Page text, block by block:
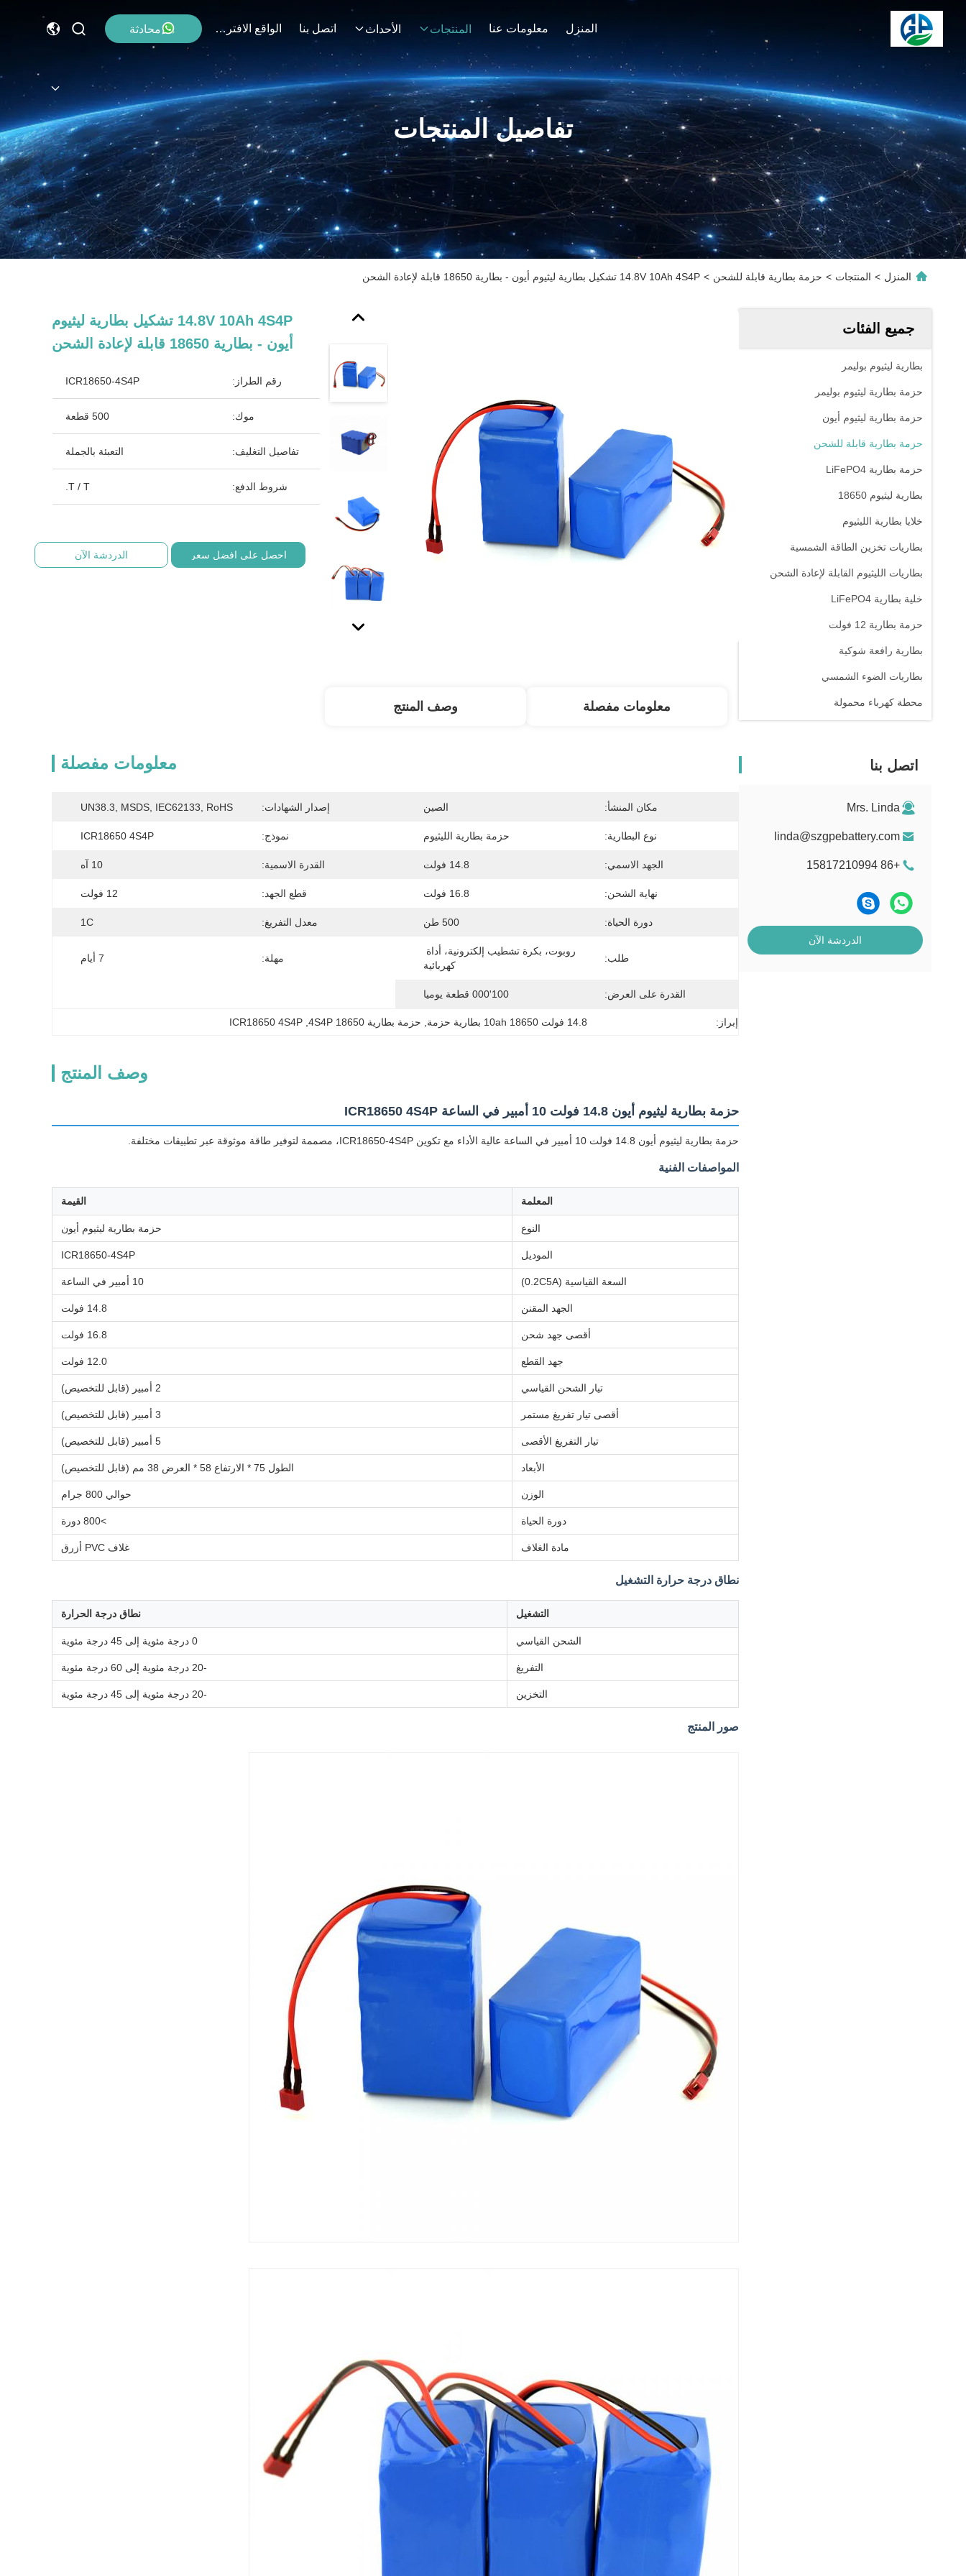
المنزل معلومات عنا المنتجات الأحداث اتصل بنا الواقع الافتراضي محادثة
تفاصيل المنتجات
المنزل > المنتجات > حزمة بطارية قابلة للشحن > 14.8V 10Ah 4S4P تشكيل بطارية ليثيوم أيون - بطارية 18650 قابلة لإعادة الشحن
جميع الفئات
بطارية ليثيوم بوليمر
حزمة بطارية ليثيوم بوليمر
حزمة بطارية ليثيوم أيون
حزمة بطارية قابلة للشحن
حزمة بطارية LiFePO4
بطارية ليثيوم 18650
خلايا بطارية الليثيوم
بطاريات تخزين الطاقة الشمسية
بطاريات الليثيوم القابلة لإعادة الشحن
خلية بطارية LiFePO4
حزمة بطارية 12 فولت
بطارية رافعة شوكية
بطاريات الضوء الشمسي
محطة كهرباء محمولة
اتصل بنا
Mrs. Linda
linda@szgpebattery.com
+86 15817210994
الدردشة الآن
14.8V 10Ah 4S4P تشكيل بطارية ليثيوم
أيون - بطارية 18650 قابلة لإعادة الشحن
رقم الطراز: ICR18650-4S4P
موك: 500 قطعة
تفاصيل التغليف: التعبئة بالجملة
شروط الدفع: T / T.
احصل على افضل سعر الدردشة الآن
معلومات مفصلة وصف المنتج
معلومات مفصلة
مكان المنشأ: الصين إصدار الشهادات: UN38.3, MSDS, IEC62133, RoHS
نوع البطارية: حزمة بطارية الليثيوم نموذج: ICR18650 4S4P
الجهد الاسمي: 14.8 فولت القدرة الاسمية: 10 آه
نهاية الشحن: 16.8 فولت قطع الجهد: 12 فولت
دورة الحياة: 500 طن معدل التفريغ: 1C
طلب:
كهربائية
مهلة: 7 أيام
القدرة على العرض: 100'000 قطعة يوميا
إبراز: 14.8 فولت 10ah 18650 بطارية حزمة حزمة بطارية 4S4P 18650 ,
ICR18650 4S4P
وصف المنتج
حزمة بطارية ليثيوم أيون 14.8 فولت 10 أمبير في الساعة ICR18650 4S4P
حزمة بطارية ليثيوم أيون 14.8 فولت 10 أمبير في الساعة عالية الأداء مع تكوين ICR18650-4S4P، مصممة لتوفير طاقة موثوقة عبر تطبيقات مختلفة.
المواصفات الفنية
المعلمة القيمة
النوع حزمة بطارية ليثيوم أيون
الموديل ICR18650-4S4P
السعة القياسية (0.2C5A) 10 أمبير في الساعة
الجهد المقنن 14.8 فولت
أقصى جهد شحن 16.8 فولت
جهد القطع 12.0 فولت
تيار الشحن القياسي 2 أمبير (قابل للتخصيص)
أقصى تيار تفريغ مستمر 3 أمبير (قابل للتخصيص)
تيار التفريغ الأقصى 5 أمبير (قابل للتخصيص)
الأبعاد الطول 75 * الارتفاع 58 * العرض 38 مم (قابل للتخصيص)
الوزن حوالي 800 جرام
دورة الحياة >800 دورة
مادة الغلاف غلاف PVC أزرق
نطاق درجة حرارة التشغيل
التشغيل نطاق درجة الحرارة
الشحن القياسي 0 درجة مئوية إلى 45 درجة مئوية
التفريغ -20 درجة مئوية إلى 60 درجة مئوية
التخزين -20 درجة مئوية إلى 45 درجة مئوية
صور المنتج